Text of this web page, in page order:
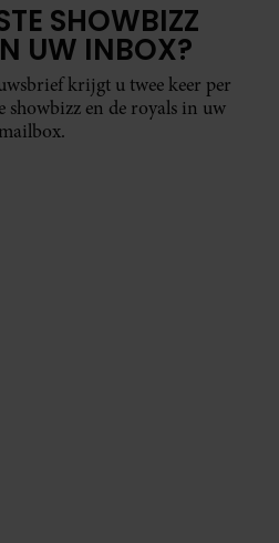
SHOWBIZZ
UW INBOX?
krijgt u twee keer per
showbizz en de royals in uw
mailbox.